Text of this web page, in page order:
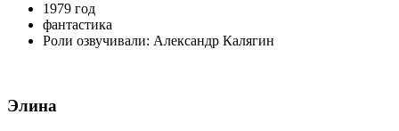
1979 год
фантастика
Роли озвучивали: Александр Калягин
Элина